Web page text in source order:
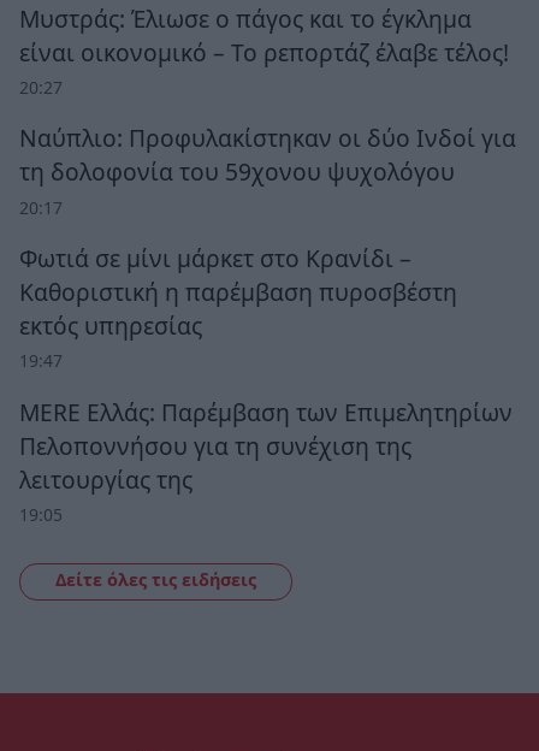
Μυστράς: Έλιωσε ο πάγος και το έγκλημα
είναι οικονομικό – Το ρεπορτάζ έλαβε τέλος!
20:27
Ναύπλιο: Προφυλακίστηκαν οι δύο Ινδοί για
τη δολοφονία του 59χονου ψυχολόγου
20:17
Φωτιά σε μίνι μάρκετ στο Κρανίδι –
Καθοριστική η παρέμβαση πυροσβέστη
εκτός υπηρεσίας
19:47
MERE Ελλάς: Παρέμβαση των Επιμελητηρίων
Πελοποννήσου για τη συνέχιση της
λειτουργίας της
19:05
Δείτε όλες τις ειδήσεις